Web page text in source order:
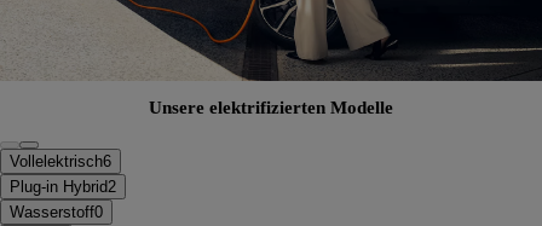
Unsere elektrifizierten Modelle
Vollelektrisch6
Plug-in Hybrid2
Wasserstoff0